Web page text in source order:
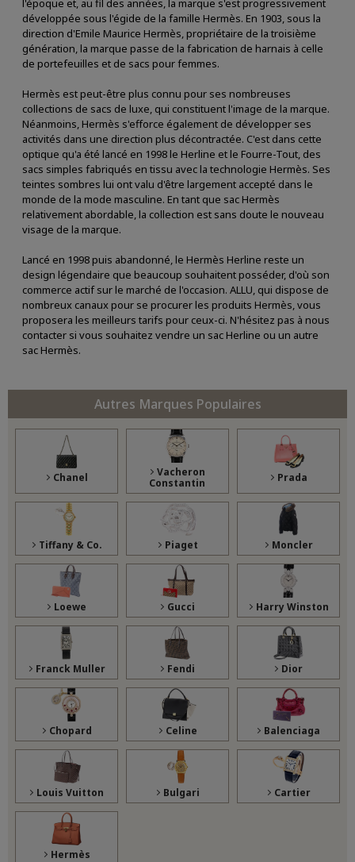
l'époque et, au fil des années, la marque s'est progressivement
développée sous l'égide de la famille Hermès. En 1903, sous la
direction d'Emile Maurice Hermès, propriétaire de la troisième
génération, la marque passe de la fabrication de harnais à celle
de portefeuilles et de sacs pour femmes.
Hermès est peut-être plus connu pour ses nombreuses
collections de sacs de luxe, qui constituent l'image de la marque.
Néanmoins, Hermès s'efforce également de développer ses
activités dans une direction plus décontractée. C'est dans cette
optique qu'a été lancé en 1998 le Herline et le Fourre-Tout, des
sacs simples fabriqués en tissu avec la technologie Hermès. Ses
teintes sombres lui ont valu d'être largement accepté dans le
monde de la mode masculine. En tant que sac Hermès
relativement abordable, la collection est sans doute le nouveau
visage de la marque.
Lancé en 1998 puis abandonné, le Hermès Herline reste un
design légendaire que beaucoup souhaitent posséder, d'où son
commerce actif sur le marché de l'occasion. ALLU, qui dispose de
nombreux canaux pour se procurer les produits Hermès, vous
proposera les meilleurs tarifs pour ceux-ci. N'hésitez pas à nous
contacter si vous souhaitez vendre un sac Herline ou un autre
sac Hermès.
Autres Marques Populaires
Chanel
Vacheron
Constantin
Prada
Tiffany & Co. Piaget Moncler
Loewe Gucci Harry Winston
Franck Muller Fendi Dior
Chopard Celine Balenciaga
Louis Vuitton Bulgari Cartier
Hermès